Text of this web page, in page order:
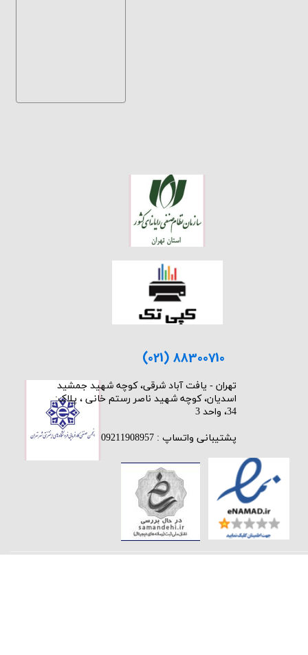
(021) 88300710
​تهران - یافت آباد شرقی، کوچه شهید جمشید
اسدیان، کوچه شهید ناصر رستم خانی ، پلاک:
34، واحد 3
پشتیبانی واتساپ : 09211908957